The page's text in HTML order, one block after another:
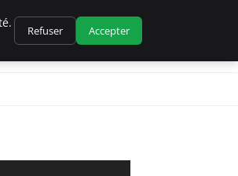
Refuser Accepter